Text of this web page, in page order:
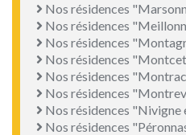
Nos résidences
Nos résidences
Nos résidences
Nos résidences
Nos résidences
Nos résidences
Nos résidences "Nivigne
Nos résidences